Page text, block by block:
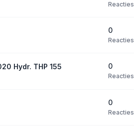
Reacties
0
Reacties
Hydr. THP 155 0
Reacties
0
Reacties